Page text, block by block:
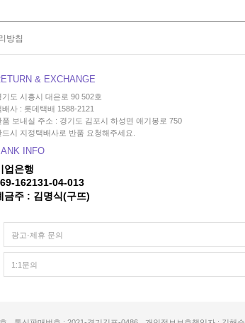
방침
& EXCHANGE
기도 시흥시 대은로 90 502호
배사 : 롯데택배 1588-2121
품 보내실 주소 : 경기도 김포시 하성면 애기봉로 750
드시 지정택배사로 반품 요청해주세요.
INFO
업은행
162131-04-013
금주 : 김명식(구뜨)
광고·제휴 문의
1:1문의